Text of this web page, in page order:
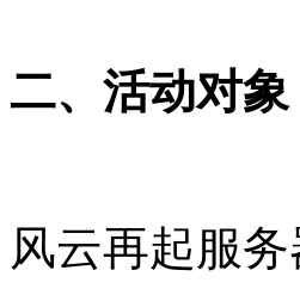
二、活动对象
风云再起服